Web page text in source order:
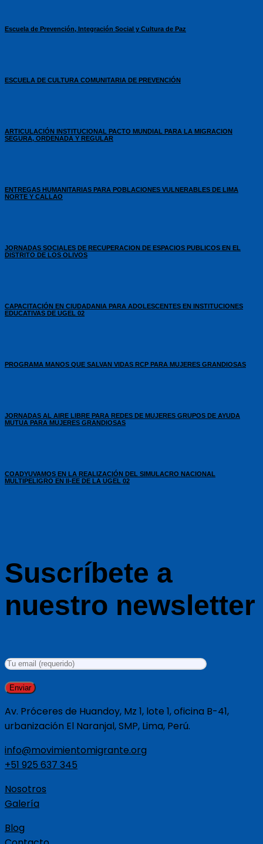
Escuela de Prevención, Integración Social y Cultura de Paz
ESCUELA DE CULTURA COMUNITARIA DE PREVENCIÓN
ARTICULACIÓN INSTITUCIONAL PACTO MUNDIAL PARA LA MIGRACION
SEGURA, ORDENADA Y REGULAR
ENTREGAS HUMANITARIAS PARA POBLACIONES VULNERABLES DE LIMA
NORTE Y CALLAO
JORNADAS SOCIALES DE RECUPERACION DE ESPACIOS PUBLICOS EN EL
DISTRITO DE LOS OLIVOS
CAPACITACIÓN EN CIUDADANIA PARA ADOLESCENTES EN INSTITUCIONES
EDUCATIVAS DE UGEL 02
PROGRAMA MANOS QUE SALVAN VIDAS RCP PARA MUJERES GRANDIOSAS
JORNADAS AL AIRE LIBRE PARA REDES DE MUJERES GRUPOS DE AYUDA
MUTUA PARA MUJERES GRANDIOSAS
COADYUVAMOS EN LA REALIZACIÓN DEL SIMULACRO NACIONAL
MULTIPELIGRO EN II-EE DE LA UGEL 02
Suscríbete a
nuestro newsletter
Av. Próceres de Huandoy, Mz 1, lote 1, oficina B-41,
urbanización El Naranjal, SMP, Lima, Perú.
info@movimientomigrante.org
+51 925 637 345
Nosotros
Galería
Blog